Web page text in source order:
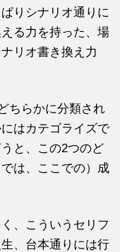
りシナリオ通りに
る力を持った、場
リオ書き換え力
ちらかに分類され
はカテゴライズで
と、この2つのど
は、ここでの）成
、こういうセリフ
、台本通りには行